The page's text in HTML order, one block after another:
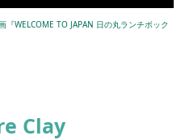
『WELCOME TO JAPAN 日の丸ランチボック
Clay